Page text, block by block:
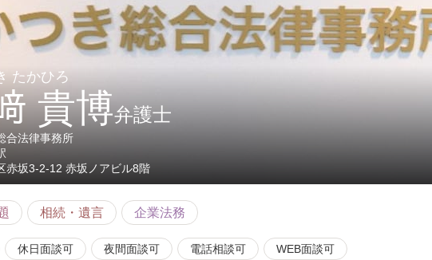
たかひろ
貴博弁護士
合法律事務所
赤坂3-2-12 赤坂ノアビル8階
相続・遺言 企業法務
休日面談可 夜間面談可 電話相談可 WEB面談可